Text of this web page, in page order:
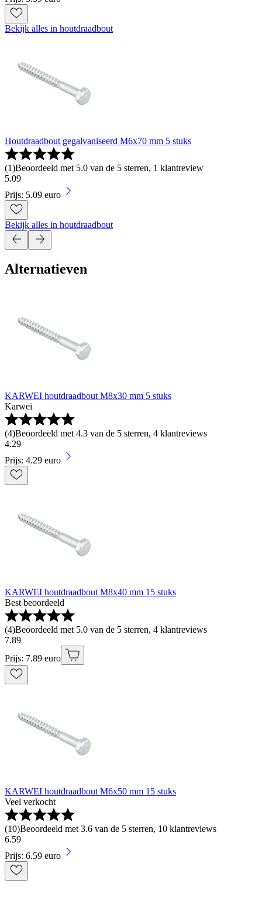
Bekijk alles in houtdraadbout
Houtdraadbout gegalvaniseerd M6x70 mm 5 stuks
(1)Beoordeeld met 5.0 van de 5 sterren, 1 klantreview
5.09
Prijs: 5.09 euro
Bekijk alles in houtdraadbout
Alternatieven
KARWEI houtdraadbout M8x30 mm 5 stuks
Karwei
(4)Beoordeeld met 4.3 van de 5 sterren, 4 klantreviews
4.29
Prijs: 4.29 euro
KARWEI houtdraadbout M8x40 mm 15 stuks
Best beoordeeld
(4)Beoordeeld met 5.0 van de 5 sterren, 4 klantreviews
7.89
Prijs: 7.89 euro
KARWEI houtdraadbout M6x50 mm 15 stuks
Veel verkocht
(10)Beoordeeld met 3.6 van de 5 sterren, 10 klantreviews
6.59
Prijs: 6.59 euro